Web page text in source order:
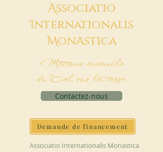
Associatio
Internationalis
MonAstica
Mettons ensemble
du Ciel sur la terre
Contactez-nous
Demande de financement
Associatio Internationalis Monastica